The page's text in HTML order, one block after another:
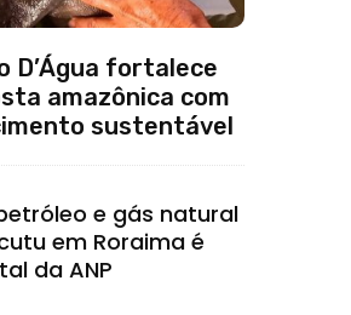
D’Água fortalece
amazônica com
sustentável
e gás natural
em Roraima é
da ANP